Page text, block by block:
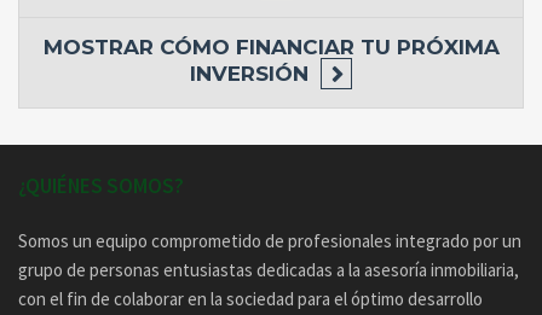
MOSTRAR CÓMO FINANCIAR TU PRÓXIMA
INVERSIÓN
¿QUIÉNES SOMOS?
Somos un equipo comprometido de profesionales integrado por un
grupo de personas entusiastas dedicadas a la asesoría inmobiliaria,
con el fin de colaborar en la sociedad para el óptimo desarrollo